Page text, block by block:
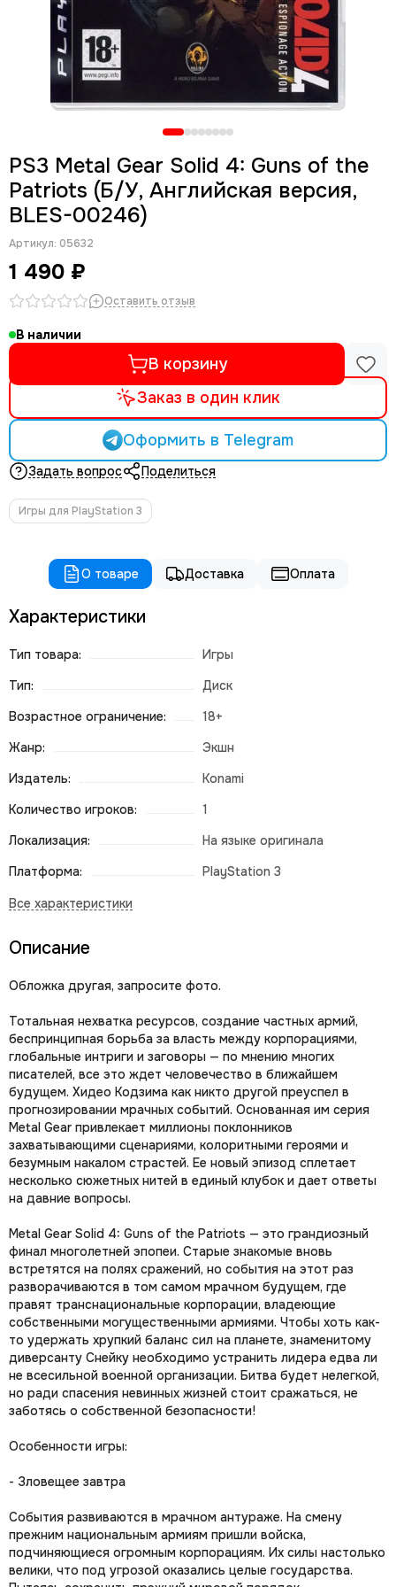
PS3 Metal Gear Solid 4: Guns of the
Patriots (Б/У, Английская версия,
BLES-00246)
Артикул: 05632
1 490 ₽
Оставить отзыв
В наличии
В корзину
Заказ в один клик
Оформить в Telegram
Задать вопрос Поделиться
Игры для PlayStation 3
О товаре Доставка Оплата
Характеристики
Тип товара:
Игры
Тип:
Диск
Возрастное ограничение:
18+
Жанр:
Экшн
Издатель:
Konami
Количество игроков:
1
Локализация:
На языке оригинала
Платформа:
PlayStation 3
Описание
Обложка другая, запросите фото.
Тотальная нехватка ресурсов, создание частных армий,
беспринципная борьба за власть между корпорациями,
глобальные интриги и заговоры — по мнению многих
писателей, все это ждет человечество в ближайшем
будущем. Хидео Кодзима как никто другой преуспел в
прогнозировании мрачных событий. Основанная им серия
Metal Gear привлекает миллионы поклонников
захватывающими сценариями, колоритными героями и
безумным накалом страстей. Ее новый эпизод сплетает
несколько сюжетных нитей в единый клубок и дает ответы
на давние вопросы.
Metal Gear Solid 4: Guns of the Patriots — это грандиозный
финал многолетней эпопеи. Старые знакомые вновь
встретятся на полях сражений, но события на этот раз
разворачиваются в том самом мрачном будущем, где
правят транснациональные корпорации, владеющие
собственными могущественными армиями. Чтобы хоть как-
то удержать хрупкий баланс сил на планете, знаменитому
диверсанту Снейку необходимо устранить лидера едва ли
не всесильной военной организации. Битва будет нелегкой,
но ради спасения невинных жизней стоит сражаться, не
заботясь о собственной безопасности!
Особенности игры:
- Зловещее завтра
События развиваются в мрачном антураже. На смену
прежним национальным армиям пришли войска,
подчиняющиеся огромным корпорациям. Их силы настолько
велики, что под угрозой оказались целые государства.